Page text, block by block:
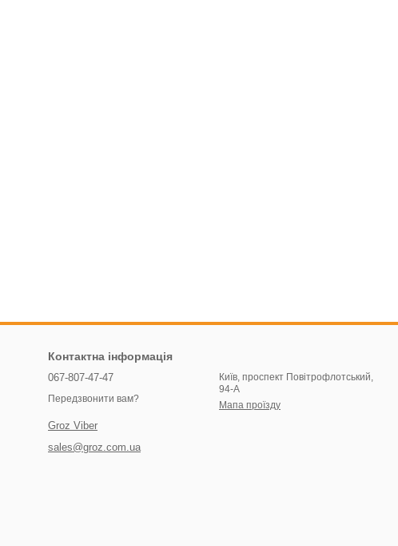
Контактна інформація
067-807-47-47
Передзвонити вам?
Groz Viber
sales@groz.com.ua
Київ, проспект Повітрофлотський,
94-А
Мапа проїзду